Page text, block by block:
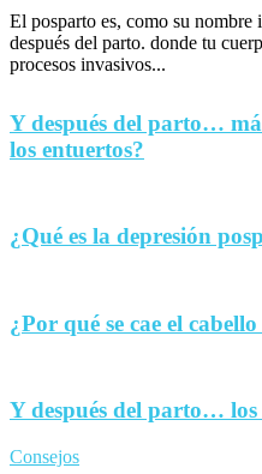
El posparto es, como su nombre
después del parto. donde tu
procesos invasivos...
Y después del parto…
los entuertos?
¿Qué es la depresión
¿Por qué se cae el
Y después del parto…
Consejos